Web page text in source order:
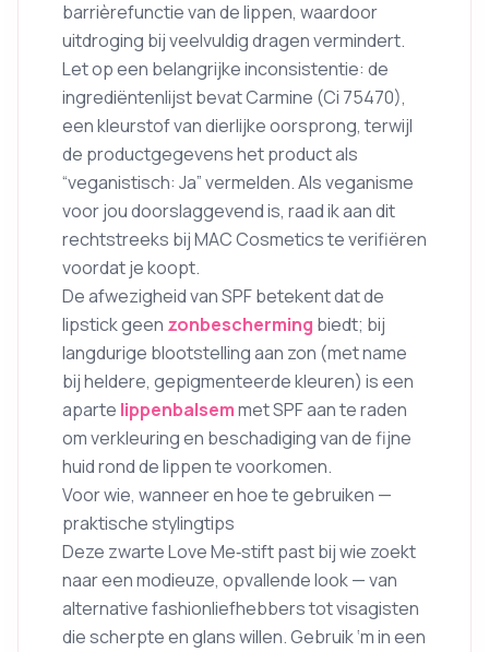
barrièrefunctie van de lippen, waardoor
uitdroging bij veelvuldig dragen vermindert.
Let op een belangrijke inconsistentie: de
ingrediëntenlijst bevat Carmine (Ci 75470),
een kleurstof van dierlijke oorsprong, terwijl
de productgegevens het product als
“veganistisch: Ja” vermelden. Als veganisme
voor jou doorslaggevend is, raad ik aan dit
rechtstreeks bij MAC Cosmetics te verifiëren
voordat je koopt.
De afwezigheid van SPF betekent dat de
lipstick geen zonbescherming biedt; bij
langdurige blootstelling aan zon (met name
bij heldere, gepigmenteerde kleuren) is een
aparte lippenbalsemmet SPF aan te raden
om verkleuring en beschadiging van de fijne
huid rond de lippen te voorkomen.
Voor wie, wanneer en hoe te gebruiken —
praktische stylingtips
Deze zwarte Love Me‑stift past bij wie zoekt
naar een modieuze, opvallende look — van
alternative fashionliefhebbers tot visagisten
die scherpte en glans willen. Gebruik ‘m in een